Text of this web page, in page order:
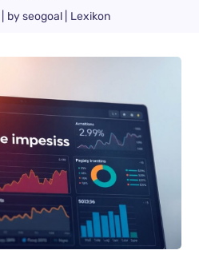
byseogoal Lexikon